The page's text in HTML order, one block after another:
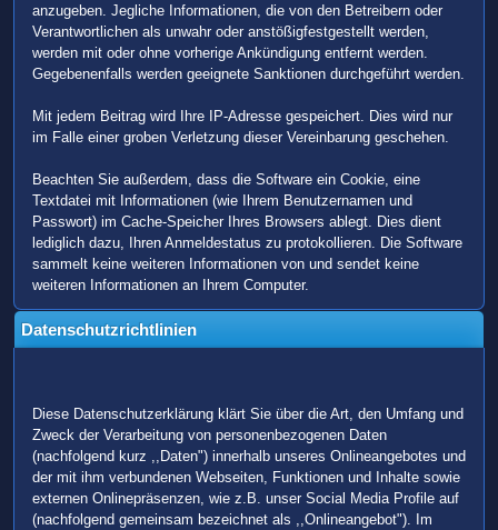
anzugeben. Jegliche Informationen, die von den Betreibern oder
Verantwortlichen als unwahr oder anstößigfestgestellt werden,
werden mit oder ohne vorherige Ankündigung entfernt werden.
Gegebenenfalls werden geeignete Sanktionen durchgeführt werden.
Mit jedem Beitrag wird Ihre IP-Adresse gespeichert. Dies wird nur
im Falle einer groben Verletzung dieser Vereinbarung geschehen.
Beachten Sie außerdem, dass die Software ein Cookie, eine
Textdatei mit Informationen (wie Ihrem Benutzernamen und
Passwort) im Cache-Speicher Ihres Browsers ablegt. Dies dient
lediglich dazu, Ihren Anmeldestatus zu protokollieren. Die Software
sammelt keine weiteren Informationen von und sendet keine
weiteren Informationen an Ihrem Computer.
Datenschutzrichtlinien
Diese Datenschutzerklärung klärt Sie über die Art, den Umfang und
Zweck der Verarbeitung von personenbezogenen Daten
(nachfolgend kurz ,,Daten") innerhalb unseres Onlineangebotes und
der mit ihm verbundenen Webseiten, Funktionen und Inhalte sowie
externen Onlinepräsenzen, wie z.B. unser Social Media Profile auf
(nachfolgend gemeinsam bezeichnet als ,,Onlineangebot"). Im